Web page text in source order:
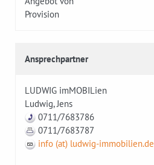
Provision
Ansprechpartner
LUDWIG imMOBILien
Ludwig, Jens
0711/7683786
0711/7683787
info (at) ludwig-immobilien.de